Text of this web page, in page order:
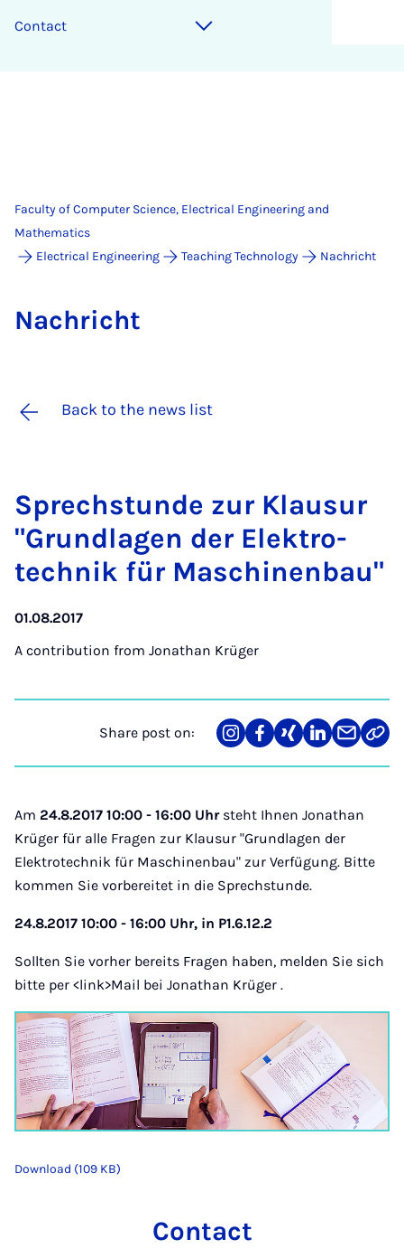
Contact
Faculty of Computer Science, Electrical Engineering and
Mathematics
Electrical Engineering
Teaching Technology Nachricht
Na­chricht
Back to the news list
Sprech­s­tunde zur Klausur
"Grundla­gen der Elektro­
tech­nik für Maschinen­bau"
01.08.2017
A contribution from Jonathan Krüger
Share post on:
Share
on
Teilen
auf
Teilen
auf
Teilen
auf
Teilen
über
Link
Am 24.8.2017 10:00 - 16:00 Uhrsteht Ihnen Jonathan
Krüger für alle Fragen zur Klausur "Grundlagen der
Elektrotechnik für Maschinenbau" zur Verfügung. Bitte
kommen Sie vorbereitet in die Sprechstunde.
24.8.2017 10:00 - 16:00 Uhr, in P1.6.12.2
Sollten Sie vorher bereits Fragen haben, melden Sie sich
bitte per <link>Mail bei Jonathan Krüger .
Download (109 KB)
Contact